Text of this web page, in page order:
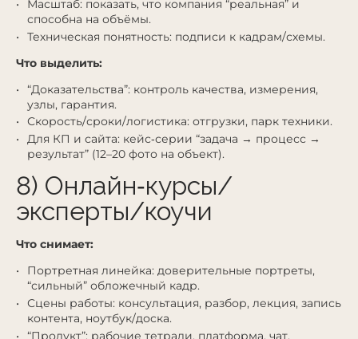
Масштаб: показать, что компания “реальная” и
способна на объёмы.
Техническая понятность: подписи к кадрам/схемы.
Что выделить:
“Доказательства”: контроль качества, измерения,
узлы, гарантия.
Скорость/сроки/логистика: отгрузки, парк техники.
Для КП и сайта: кейс‑серии “задача → процесс →
результат” (12–20 фото на объект).
8) Онлайн‑курсы/
эксперты/коучи
Что снимает:
Портретная линейка: доверительные портреты,
“сильный” обложечный кадр.
Сцены работы: консультация, разбор, лекция, запись
контента, ноутбук/доска.
“Продукт”: рабочие тетради, платформа, чат,